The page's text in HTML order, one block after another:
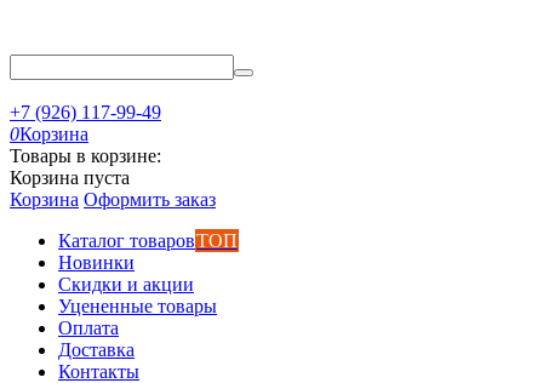
+7 (926) 117-99-49
0Корзина
Товары в корзине:
Корзина пуста
Корзина Оформить заказ
Каталог товаровТОП
Новинки
Скидки и акции
Уцененные товары
Оплата
Доставка
Контакты